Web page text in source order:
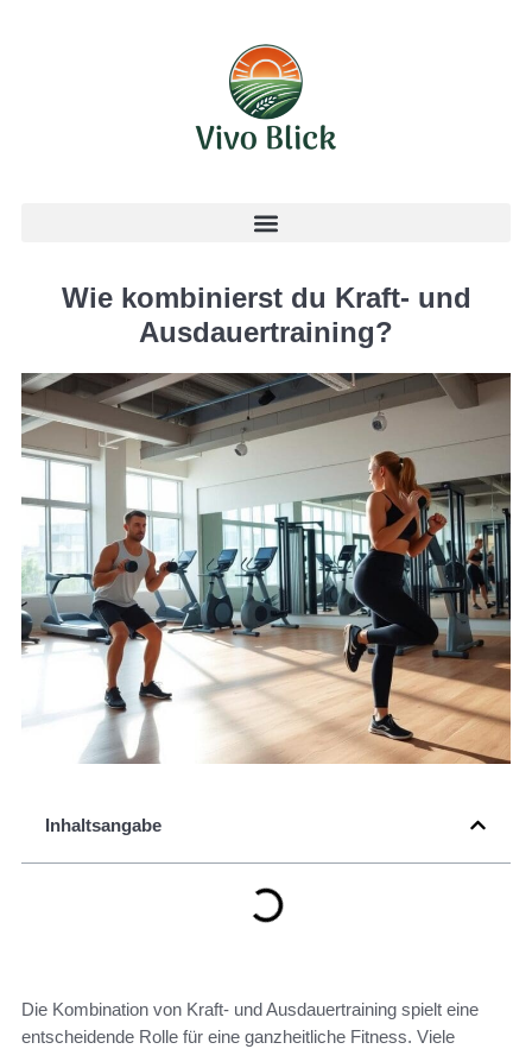
Wie kombinierst du Kraft- und
Ausdauertraining?
Inhaltsangabe
Die Kombination von Kraft- und Ausdauertraining spielt eine
entscheidende Rolle für eine ganzheitliche Fitness. Viele